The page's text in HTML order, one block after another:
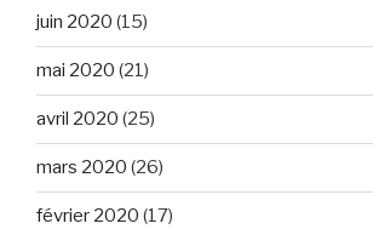
juin 2020 (15)
mai 2020 (21)
avril 2020 (25)
mars 2020 (26)
février 2020 (17)